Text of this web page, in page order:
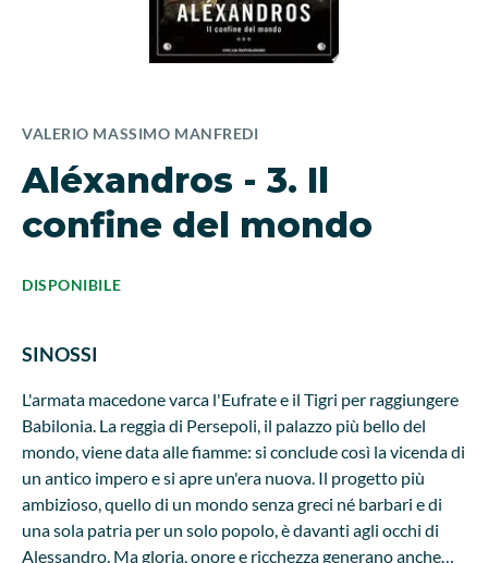
VALERIO MASSIMO MANFREDI
Aléxandros - 3. Il
confine del mondo
DISPONIBILE
SINOSSI
L'armata macedone varca l'Eufrate e il Tigri per raggiungere
Babilonia. La reggia di Persepoli, il palazzo più bello del
mondo, viene data alle fiamme: si conclude così la vicenda di
un antico impero e si apre un'era nuova. Il progetto più
ambizioso, quello di un mondo senza greci né barbari e di
una sola patria per un solo popolo, è davanti agli occhi di
Alessandro. Ma gloria, onore e ricchezza generano anche